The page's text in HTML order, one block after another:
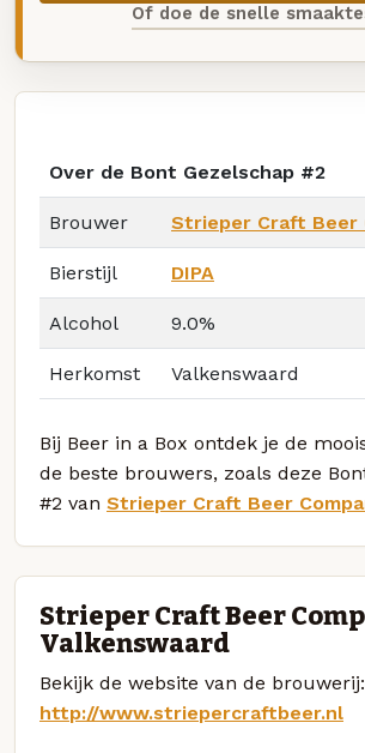
Of doe de snelle
Over de Bont Gezelschap #2
Brouwer Strieper Craft Beer
Bierstijl DIPA
Alcohol 9.0%
Herkomst Valkenswaard
Bij Beer in a Box ontdek je de
de beste brouwers, zoals deze
#2 van Strieper Craft Beer
Strieper Craft Beer
Valkenswaard
Bekijk de website van de brouwerij:
http://www.striepercraftbeer.nl